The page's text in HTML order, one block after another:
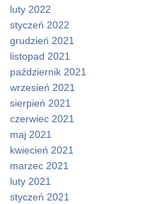
luty 2022
styczeń 2022
grudzień 2021
listopad 2021
październik 2021
wrzesień 2021
sierpień 2021
czerwiec 2021
maj 2021
kwiecień 2021
marzec 2021
luty 2021
styczeń 2021